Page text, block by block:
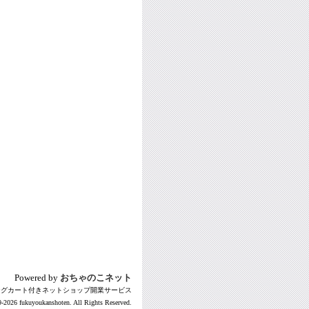
Powered by おちゃのこネット
カート付きネットショップ開業サービス
2026 fukuyoukanshoten. All Rights Reserved.